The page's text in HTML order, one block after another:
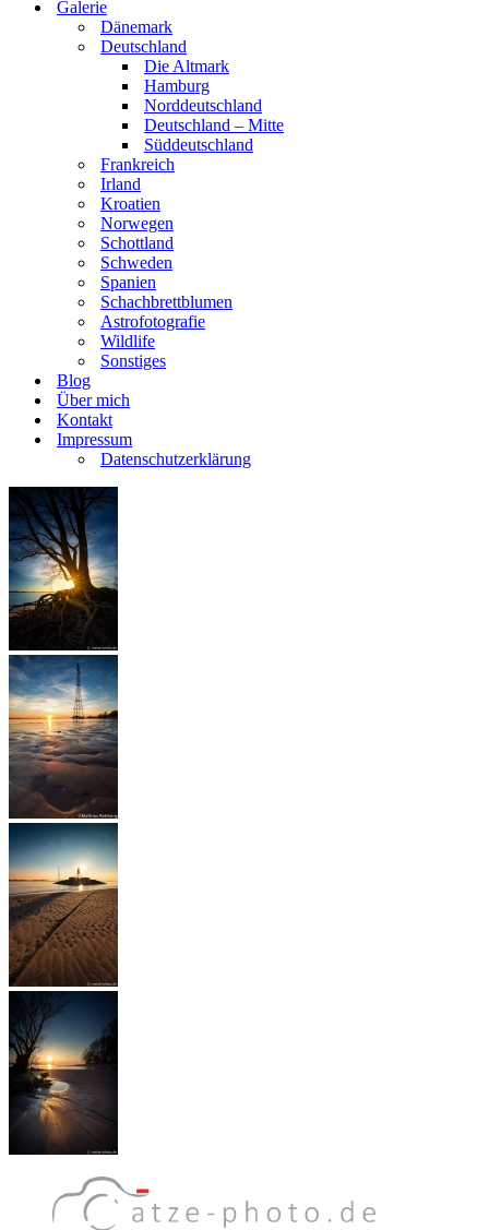
Galerie
Dänemark
Deutschland
Die Altmark
Hamburg
Norddeutschland
Deutschland – Mitte
Süddeutschland
Frankreich
Irland
Kroatien
Norwegen
Schottland
Schweden
Spanien
Schachbrettblumen
Astrofotografie
Wildlife
Sonstiges
Blog
Über mich
Kontakt
Impressum
Datenschutzerklärung